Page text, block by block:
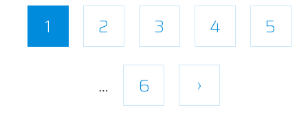
Seitennummerierung
Aktuelle
1 Seite
2 Seite
3 Seite
4 Seite
5
…
Letzte
6
Nächste
›